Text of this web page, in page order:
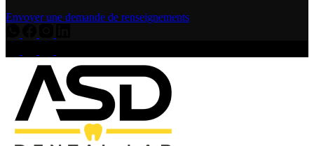
Envoyer une demande de renseignements